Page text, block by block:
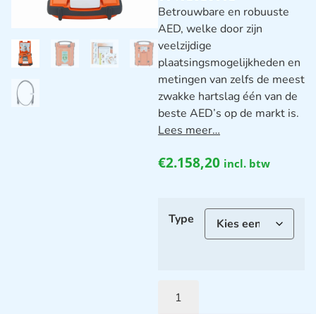
Betrouwbare en robuuste
AED, welke door zijn
veelzijdige
plaatsingsmogelijkheden en
metingen van zelfs de meest
zwakke hartslag één van de
beste AED’s op de markt is.
Lees meer…
€2.158,20 incl. btw
Type